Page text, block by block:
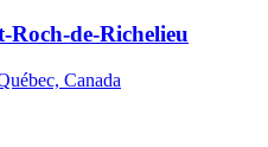
de-Richelieu
Canada